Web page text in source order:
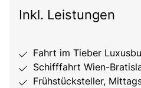
Inkl. Leistungen
Fahrt im Tieber
Schifffahrt Wien-
Frühstücksteller,